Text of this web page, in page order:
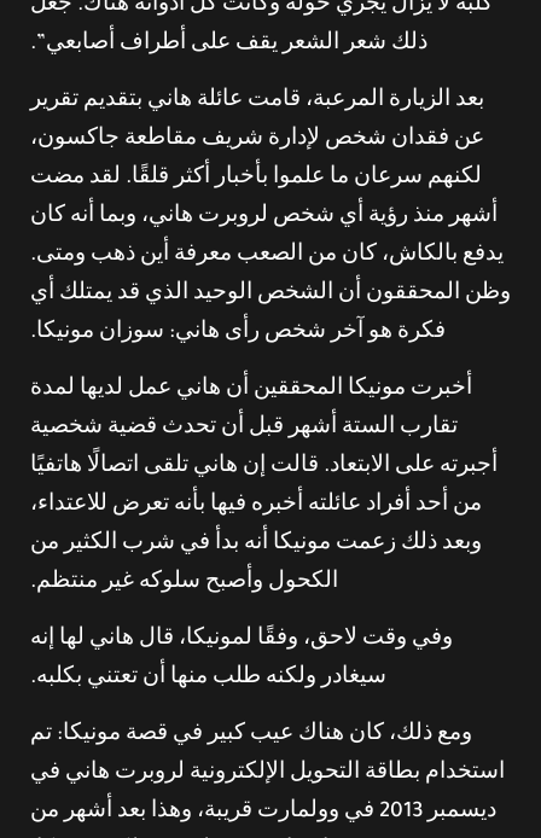
كلبه لا يزال يجري حوله وكانت كل أدواته هناك. جعل
ذلك شعر الشعر يقف على أطراف أصابعي”.
بعد الزيارة المرعبة، قامت عائلة هاني بتقديم تقرير
عن فقدان شخص لإدارة شريف مقاطعة جاكسون،
لكنهم سرعان ما علموا بأخبار أكثر قلقًا. لقد مضت
أشهر منذ رؤية أي شخص لروبرت هاني، وبما أنه كان
يدفع بالكاش، كان من الصعب معرفة أين ذهب ومتى.
وظن المحققون أن الشخص الوحيد الذي قد يمتلك أي
فكرة هو آخر شخص رأى هاني: سوزان مونيكا.
أخبرت مونيكا المحققين أن هاني عمل لديها لمدة
تقارب الستة أشهر قبل أن تحدث قضية شخصية
أجبرته على الابتعاد. قالت إن هاني تلقى اتصالًا هاتفيًا
من أحد أفراد عائلته أخبره فيها بأنه تعرض للاعتداء،
وبعد ذلك زعمت مونيكا أنه بدأ في شرب الكثير من
الكحول وأصبح سلوكه غير منتظم.
وفي وقت لاحق، وفقًا لمونيكا، قال هاني لها إنه
سيغادر ولكنه طلب منها أن تعتني بكلبه.
ومع ذلك، كان هناك عيب كبير في قصة مونيكا: تم
استخدام بطاقة التحويل الإلكترونية لروبرت هاني في
ديسمبر 2013 في وولمارت قريبة، وهذا بعد أشهر من